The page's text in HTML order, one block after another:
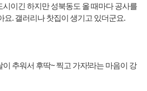
이긴 하지만 성북동도 올 때마다 공사를
요. 갤러리나 찻집이 생기고 있더군요.
추워서 후딱~ 찍고 가자!라는 마음이 강